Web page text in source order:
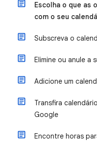
Escolha o que as
com o seu
Subscreva o
Elimine ou anule a
Adicione um
Transfira
Google
Encontre horas